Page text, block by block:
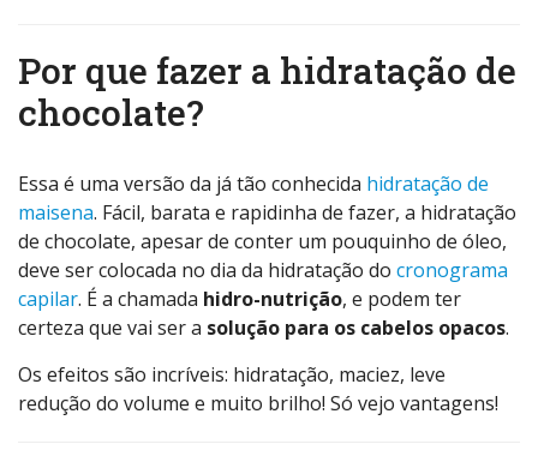
Por que fazer a hidratação de
chocolate?
Essa é uma versão da já tão conhecida hidratação de
maisena. Fácil, barata e rapidinha de fazer, a hidratação
de chocolate, apesar de conter um pouquinho de óleo,
deve ser colocada no dia da hidratação do cronograma
capilar. É a chamada hidro-nutrição, e podem ter
certeza que vai ser a solução para os cabelos opacos.
Os efeitos são incríveis: hidratação, maciez, leve
redução do volume e muito brilho! Só vejo vantagens!